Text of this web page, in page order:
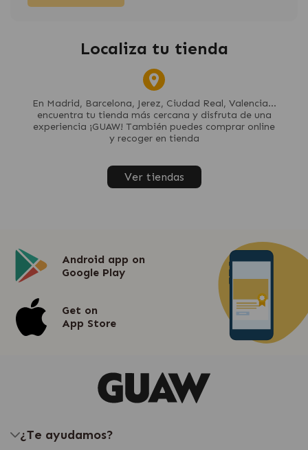
Localiza tu tienda
En Madrid, Barcelona, Jerez, Ciudad Real, Valencia...
encuentra tu tienda más cercana y disfruta de una
experiencia ¡GUAW! También puedes comprar online
y recoger en tienda
Ver tiendas
Android app on
Google Play
Get on
App Store
¿Te ayudamos?